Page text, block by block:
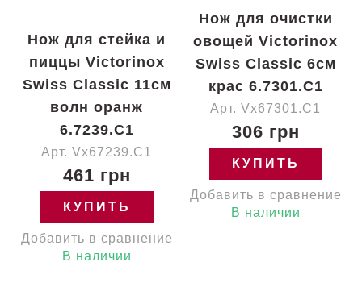
Нож для стейка и
пиццы Victorinox
Swiss Classic 11см
волн оранж
6.7239.C1
Арт. Vx67239.C1
461 грн
КУПИТЬ
Добавить в сравнение
В наличии
Нож для очистки
овощей Victorinox
Swiss Classic 6см
крас 6.7301.C1
Арт. Vx67301.C1
306 грн
КУПИТЬ
Добавить в сравнение
В наличии